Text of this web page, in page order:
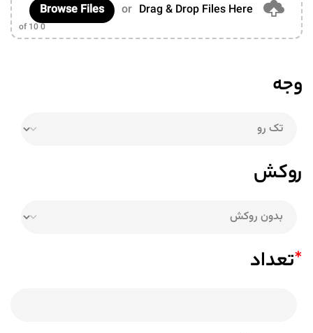
Drag & Drop Files Here
or
Browse Files
0
of 10
وجه
روکش
*تعداد